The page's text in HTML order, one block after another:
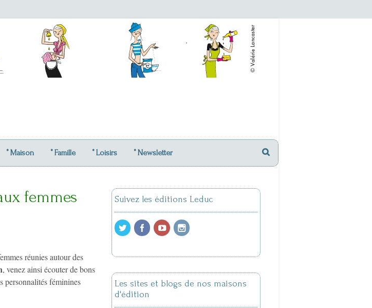
° Maison ° Famille ° Loisirs ° Newsletter
femmes
réunies autour des
, venez ainsi écouter de bons
personnalités féminines
Suivez les éditions Leduc
Les sites et blogs de nos maisons
d'édition